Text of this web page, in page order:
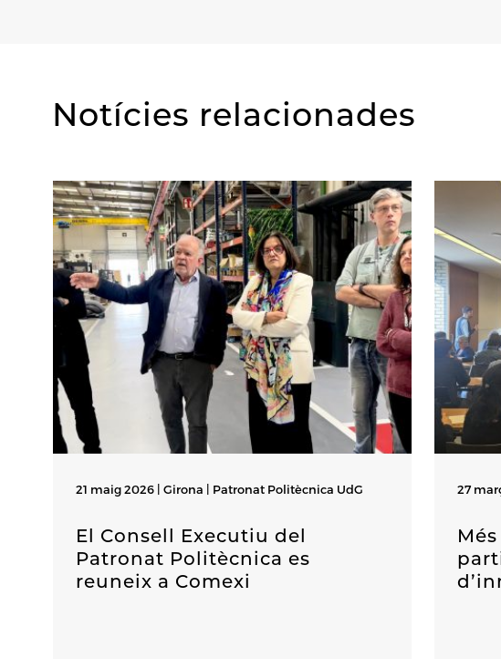
Notícies relacionades
21 maig 2026 | Girona | Patronat Politècnica UdG
El Consell Executiu del
Patronat Politècnica es
reuneix a Comexi
27